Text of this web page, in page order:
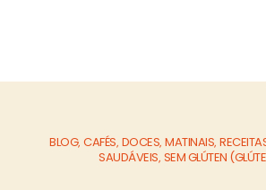
BLOG, CAFÉS, DOCES, MATINAIS,
SAUDÁVEIS, SEM GLÚTEN